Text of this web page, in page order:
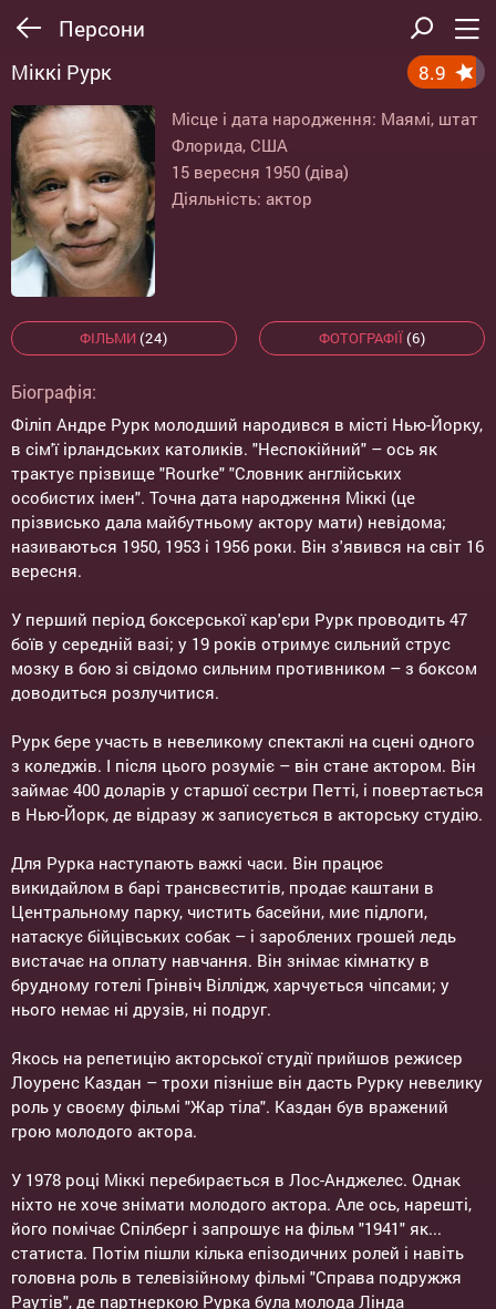
Персони
Міккі Рурк 8.9
Місце і дата народження: Маямі, штат
Флорида, США
15 вересня 1950 (діва)
Діяльність: актор
ФІЛЬМИ (24) ФОТОГРАФІЇ(6)
Біографія:
Філіп Андре Рурк молодший народився в місті Нью-Йорку,
в сім'ї ірландських католиків. "Неспокійний" – ось як
трактує прізвище "Rourke" "Словник англійських
особистих імен". Точна дата народження Міккі (це
прізвисько дала майбутньому актору мати) невідома;
називаються 1950, 1953 і 1956 роки. Він з'явився на світ 16
вересня.
У перший період боксерської кар'єри Рурк проводить 47
боїв у середній вазі; у 19 років отримує сильний струс
мозку в бою зі свідомо сильним противником – з боксом
доводиться розлучитися.
Рурк бере участь в невеликому спектаклі на сцені одного
з коледжів. І після цього розуміє – він стане актором. Він
займає 400 доларів у старшої сестри Петті, і повертається
в Нью-Йорк, де відразу ж записується в акторську студію.
Для Рурка наступають важкі часи. Він працює
викидайлом в барі трансвеститів, продає каштани в
Центральному парку, чистить басейни, миє підлоги,
натаскує бійцівських собак – і зароблених грошей ледь
вистачає на оплату навчання. Він знімає кімнатку в
брудному готелі Грінвіч Віллідж, харчується чіпсами; у
нього немає ні друзів, ні подруг.
Якось на репетицію акторської студії прийшов режисер
Лоуренс Каздан – трохи пізніше він дасть Рурку невелику
роль у своєму фільмі "Жар тіла". Каздан був вражений
грою молодого актора.
У 1978 році Міккі перебирається в Лос-Анджелес. Однак
ніхто не хоче знімати молодого актора. Але ось, нарешті,
його помічає Спілберг і запрошує на фільм "1941" як...
статиста. Потім пішли кілька епізодичних ролей і навіть
головна роль в телевізійному фільмі "Справа подружжя
Раутів", де партнеркою Рурка була молода Лінда